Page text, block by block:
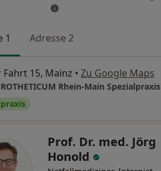
1 Adresse 2
Fahrt 15, Mainz • Zu Google Maps
Prof. Dr. med. Jörg
Honold